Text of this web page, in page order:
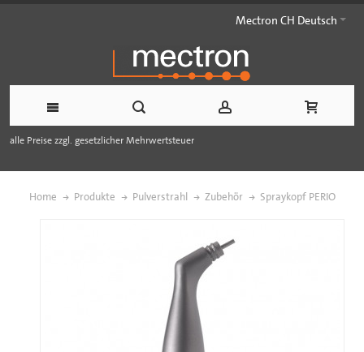
Mectron CH Deutsch
alle Preise zzgl. gesetzlicher Mehrwertsteuer
Home Produkte Pulverstrahl Zubehör Spraykopf PERIO